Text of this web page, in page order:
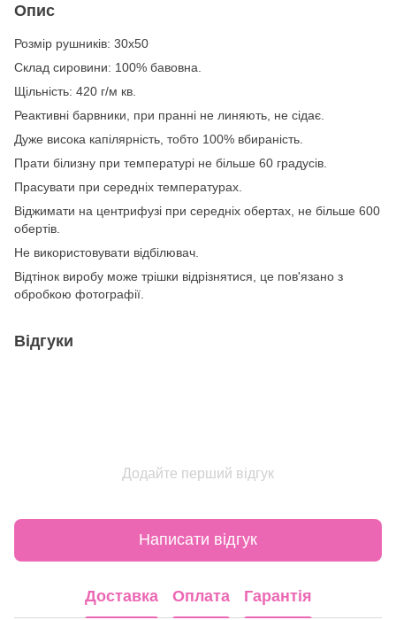
Опис
Розмір рушників: 30х50
Склад сировини: 100% бавовна.
Щільність: 420 г/м кв.
Реактивні барвники, при пранні не линяють, не сідає.
Дуже висока капілярність, тобто 100% вбираність.
Прати білизну при температурі не більше 60 градусів.
Прасувати при середніх температурах.
Віджимати на центрифузі при середніх обертах, не більше 600
обертів.
Не використовувати відбілювач.
Відтінок виробу може трішки відрізнятися, це пов'язано з
обробкою фотографії.
Відгуки
Додайте перший відгук
Написати відгук
Доставка Оплата Гарантія